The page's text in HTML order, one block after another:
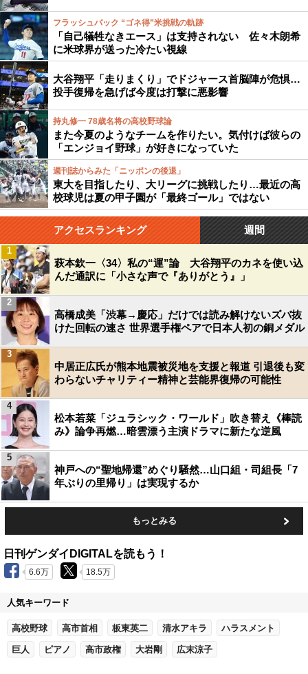
フラッシュバック “ゴネ得”米挑戦の軌跡
「自己犠牲なきエース」は支持されない 佐々木朗希
に米球界が送った冷たい視線
大谷翔平「走りまくり」でドジャース首脳陣が危惧…
投手復帰を急げば今度は打撃に悪影響
持丸修一 78歳名将の高校野球論
また今夏のようなチームを作りたい。気付けば彼らの
「エンジョイ野球」が好きになっていた
週刊誌からみた「ニッポンの後退」
東大を目指したり、大リーグに挑戦したり…最近の高
校球児は夏の甲子園が「最終ゴール」ではない
アクセスランキング 週間
萩本欽一〈34〉私の“運”論 大谷翔平のカネを使い込
んだ通訳に「小さな声で『ありがとう』」
1
高橋成美「渋幕→慶応」だけでは読み解けないズバ抜
けた回転の速さ 世界選手権ペアで日本人初の銅メダル
2
中居正広氏が熊本地震被災地を支援と報道 引退後も変
わらないチャリティー精神と芸能界復帰の可能性
3
松本若菜「ジュラシック・ワールド」吹き替え《棒読
み》論争再燃…暗雲漂う主演ドラマに新たな逆風
4
神戸への“聖地帰還”めぐり騒然…山口組・司組長「7
年ぶりの里帰り」は実現するか
5
もっとみる
日刊ゲンダイDIGITALを読もう！
6.6万 18.5万
人気キーワード
高校野球 高市首相 板東英二 清水アキラ ハラスメント
巨人 ピアノ 高市政権 大岩剛 広末涼子